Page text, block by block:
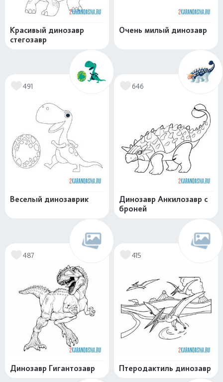
Красивый динозавр
стегозавр
Очень милый динозавр
491
Веселый динозаврик
646
Динозавр Анкилозавр с
броней
487
Динозавр Гигантозавр
415
Птеродактиль динозавр